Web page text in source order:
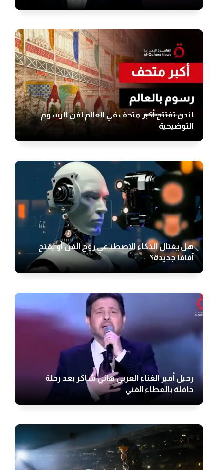
لندن تفتتح أكبر متحف في العالم لفن الرسوم
التوضيحية
هل يغتال الذكاء الاصطناعي روح الفن أو يفتح
آفاقا جديدة؟
رحيل أمير الغناء العربي هاني شاكر بعد رحلة
حافلة بالعطاء الفني